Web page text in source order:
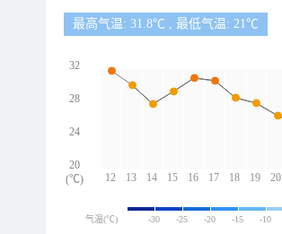
最高气温: 31.8℃ , 最低气温: 21℃
12 13 14 15 16 17 18 19 20
32
28
24
20
(℃)
气温(℃) -30 -25 -20 -15 -10